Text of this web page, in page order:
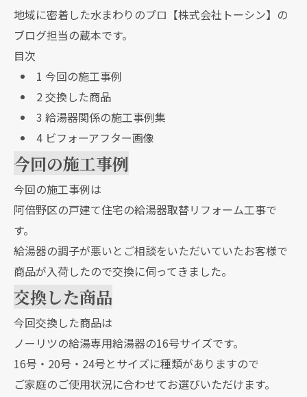
地域に密着した水まわりのプロ【株式会社トーシン】の
ブログ担当の蔵本です。
目次
1 今回の施工事例
2交換した商品
3 給湯器関係の施工事例集
4ビフォーアフター画像
今回の施工事例
今回の施工事例は
阿倍野区の戸建て住宅の給湯器取替リフォーム工事で
す。
給湯器の調子が悪いとご相談をいただいていたお客様で
商品が入荷したので交換に伺ってきました。
交換した商品
今回交換した商品は
ノーリツの給湯専用給湯器の16号サイズです。
16号・20号・24号とサイズに種類がありますので
ご家庭のご使用状況に合わせてお選びいただけます。